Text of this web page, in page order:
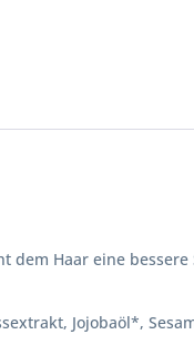
dem Haar eine
Jojobaöl*,